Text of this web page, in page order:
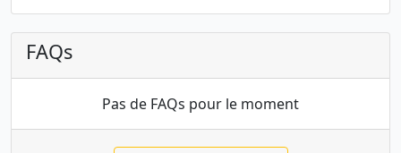
FAQs
Pas de FAQs pour le moment